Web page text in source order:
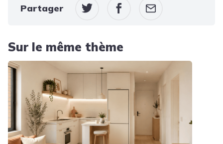
Partager
Sur le même thème